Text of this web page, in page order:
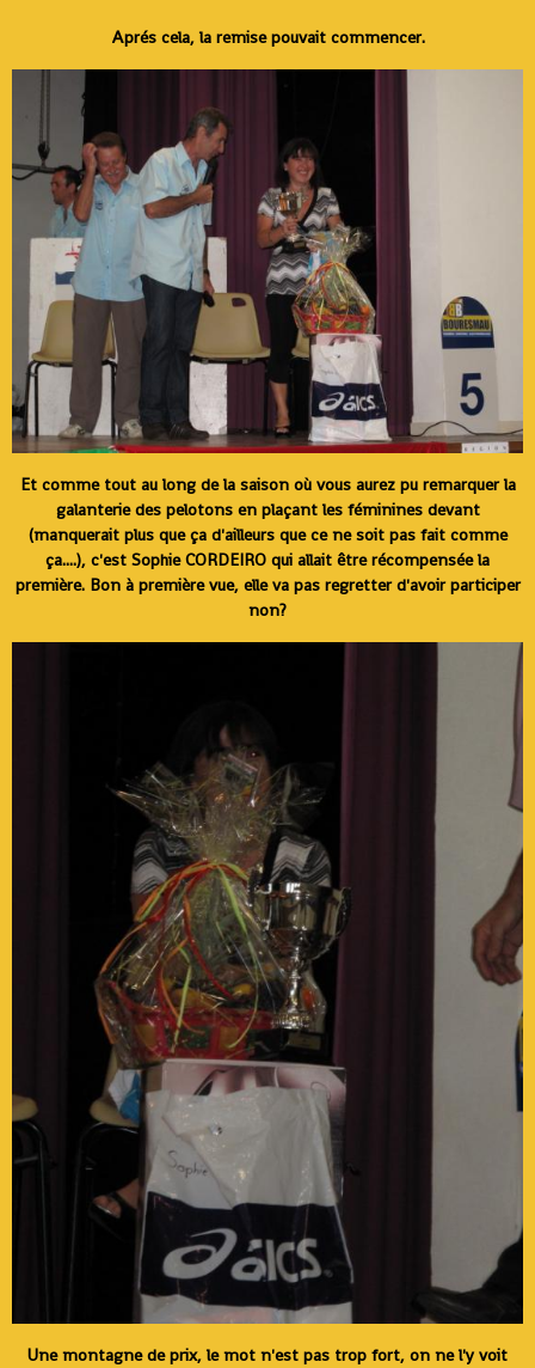
Aprés cela, la remise pouvait commencer.
Et comme tout au long de la saison où vous aurez pu remarquer la
galanterie des pelotons en plaçant les féminines devant
(manquerait plus que ça d'ailleurs que ce ne soit pas fait comme
ça....), c'est Sophie CORDEIRO qui allait être récompensée la
première. Bon à première vue, elle va pas regretter d'avoir participer
non?
Une montagne de prix, le mot n'est pas trop fort, on ne l'y voit